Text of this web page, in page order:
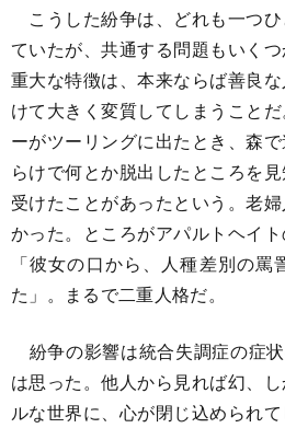
こうした紛争は、どれも一つ
ていたが、共通する問題もいく
重大な特徴は、本来ならば善良
けて大きく変質してしまうこと
ーがツーリングに出たとき、森
らけで何とか脱出したところを
受けたことがあったという。老
かった。ところがアパルトヘイト
「彼女の口から、人種差別の
た」。まるで二重人格だ。
紛争の影響は統合失調症の症
は思った。他人から見れば幻、
ルな世界に、心が閉じ込められて